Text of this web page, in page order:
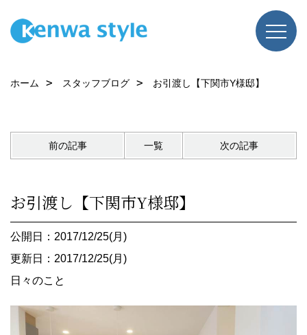
ホーム スタッフブログ お引渡し【下関市Y様邸】
前の記事 一覧 次の記事
お引渡し【下関市Y様邸】
公開日：2017/12/25(月)
更新日：2017/12/25(月)
日々のこと